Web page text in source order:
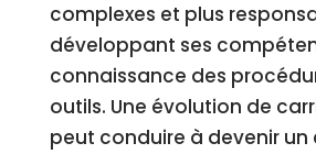
complexes et plus
développant ses
connaissance des
outils. Une évolution de
peut conduire à devenir un